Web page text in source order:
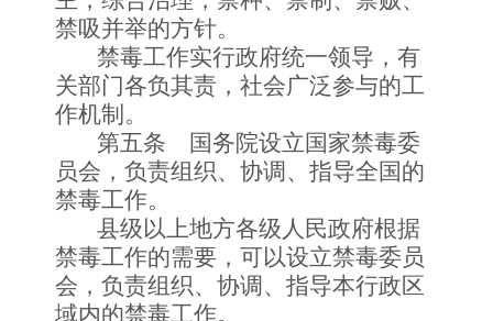
禁吸并举的方针。
禁毒工作实行政府统一领导，有
关部门各负其责，社会广泛参与的工
作机制。
第五条 国务院设立国家禁毒委
员会，负责组织、协调、指导全国的
禁毒工作。
县级以上地方各级人民政府根据
禁毒工作的需要，可以设立禁毒委员
会，负责组织、协调、指导本行政区
域内的禁毒工作。